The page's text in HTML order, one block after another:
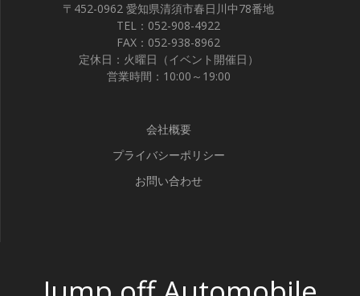
〒452-0962 愛知県清須市春日川中78番地
TEL：052-908-4922
FAX：052-938-8962
定休日：火曜日（イベント開催日）
営業時間：10:00～19:00
会社概要
プライバシーポリシー
お問い合わせ